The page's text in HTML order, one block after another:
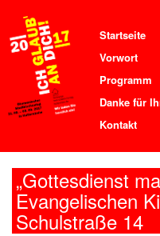
Startseite
Vorwort
Programm
Danke für
Kontakt
„Gottesdienst
Evangelischen
Schulstraße 14